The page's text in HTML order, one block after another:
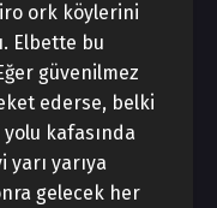
ork köylerini
Elbette bu
güvenilmez
ederse, belki
kafasında
yarıya
gelecek her